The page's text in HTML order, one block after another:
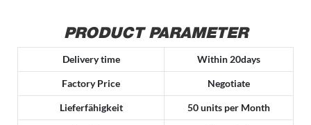
PRODUCT PARAMETER
Delivery time Within 20days
Factory Price Negotiate
Lieferfähigkeit 50 units per Month